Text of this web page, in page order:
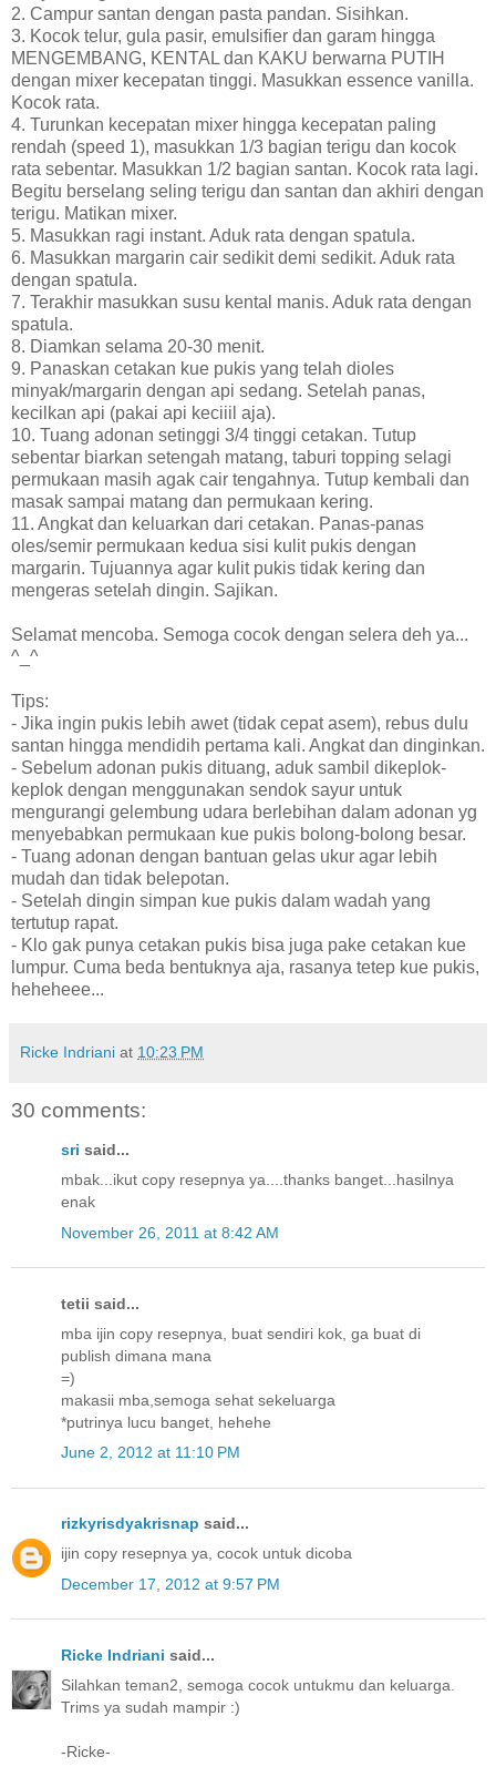
2. Campur santan dengan pasta pandan. Sisihkan.
3. Kocok telur, gula pasir, emulsifier dan garam hingga
MENGEMBANG, KENTAL dan KAKU berwarna PUTIH
dengan mixer kecepatan tinggi. Masukkan essence vanilla.
Kocok rata.
4. Turunkan kecepatan mixer hingga kecepatan paling
rendah (speed 1), masukkan 1/3 bagian terigu dan kocok
rata sebentar. Masukkan 1/2 bagian santan. Kocok rata lagi.
Begitu berselang seling terigu dan santan dan akhiri dengan
terigu. Matikan mixer.
5. Masukkan ragi instant. Aduk rata dengan spatula.
6. Masukkan margarin cair sedikit demi sedikit. Aduk rata
dengan spatula.
7. Terakhir masukkan susu kental manis. Aduk rata dengan
spatula.
8. Diamkan selama 20-30 menit.
9. Panaskan cetakan kue pukis yang telah dioles
minyak/margarin dengan api sedang. Setelah panas,
kecilkan api (pakai api keciiil aja).
10. Tuang adonan setinggi 3/4 tinggi cetakan. Tutup
sebentar biarkan setengah matang, taburi topping selagi
permukaan masih agak cair tengahnya. Tutup kembali dan
masak sampai matang dan permukaan kering.
11. Angkat dan keluarkan dari cetakan. Panas-panas
oles/semir permukaan kedua sisi kulit pukis dengan
margarin. Tujuannya agar kulit pukis tidak kering dan
mengeras setelah dingin. Sajikan.
Selamat mencoba. Semoga cocok dengan selera deh ya...
^_^
Tips:
- Jika ingin pukis lebih awet (tidak cepat asem), rebus dulu
santan hingga mendidih pertama kali. Angkat dan dinginkan.
- Sebelum adonan pukis dituang, aduk sambil dikeplok-
keplok dengan menggunakan sendok sayur untuk
mengurangi gelembung udara berlebihan dalam adonan yg
menyebabkan permukaan kue pukis bolong-bolong besar.
- Tuang adonan dengan bantuan gelas ukur agar lebih
mudah dan tidak belepotan.
- Setelah dingin simpan kue pukis dalam wadah yang
tertutup rapat.
- Klo gak punya cetakan pukis bisa juga pake cetakan kue
lumpur. Cuma beda bentuknya aja, rasanya tetep kue pukis,
heheheee...
Ricke Indriani at 10:23 PM
30 comments:
sri said...
mbak...ikut copy resepnya ya....thanks banget...hasilnya
enak
November 26, 2011 at 8:42 AM
tetii said...
mba ijin copy resepnya, buat sendiri kok, ga buat di
publish dimana mana
=)
makasii mba,semoga sehat sekeluarga
*putrinya lucu banget, hehehe
June 2, 2012 at 11:10 PM
rizkyrisdyakrisnap said...
ijin copy resepnya ya, cocok untuk dicoba
December 17, 2012 at 9:57 PM
Ricke Indriani said...
Silahkan teman2, semoga cocok untukmu dan keluarga.
Trims ya sudah mampir :)
-Ricke-